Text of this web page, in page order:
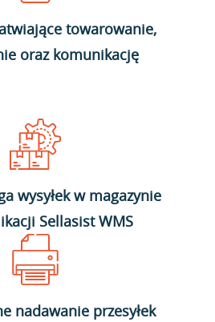
towarowanie,
oraz komunikację
wysyłek w magazynie
Sellasist WMS
nadawanie przesyłek